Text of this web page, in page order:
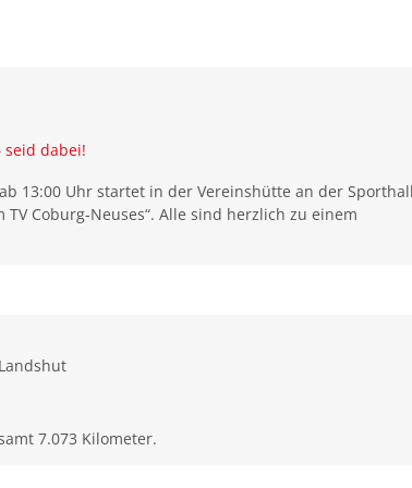
seid dabei!
13:00 Uhr startet in der Vereinshütte an der
TV Coburg-Neuses“. Alle sind herzlich zu einem
7.073 Kilometer.